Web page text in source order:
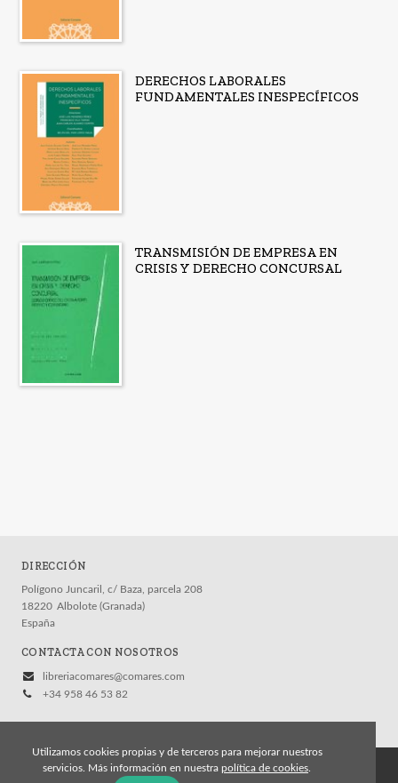
DERECHOS LABORALES
FUNDAMENTALES INESPECÍFICOS
TRANSMISIÓN DE EMPRESA EN
CRISIS Y DERECHO CONCURSAL
DIRECCIÓN
Polígono Juncaril, c/ Baza, parcela 208
18220 Albolote (Granada)
España
CONTACTA CON NOSOTROS
libreriacomares@comares.com
+34 958 46 53 82
© 2026, Editorial Comares
Utilizamos cookies propias y de terceros para mejorar nuestros
servicios. Más información en nuestra política de cookies